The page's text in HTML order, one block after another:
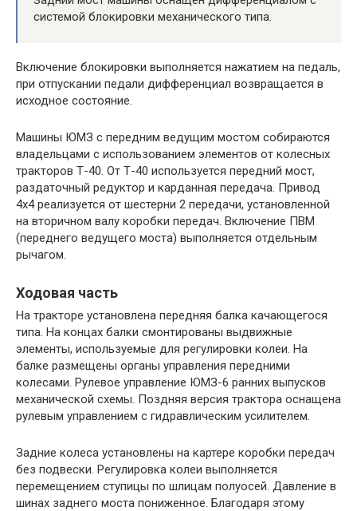
системой блокировки механического типа.
Включение блокировки выполняется нажатием на педаль,
при отпускании педали дифференциал возвращается в
исходное состояние.
Машины ЮМЗ с передним ведущим мостом собираются
владельцами с использованием элементов от колесных
тракторов Т-40. От Т-40 используется передний мост,
раздаточный редуктор и карданная передача. Привод
4х4 реализуется от шестерни 2 передачи, установленной
на вторичном валу коробки передач. Включение ПВМ
(переднего ведущего моста) выполняется отдельным
рычагом.
Ходовая часть
На тракторе установлена передняя балка качающегося
типа. На концах балки смонтированы выдвижные
элементы, используемые для регулировки колеи. На
балке размещены органы управления передними
колесами. Рулевое управление ЮМЗ-6 ранних выпусков
механической схемы. Поздняя версия трактора оснащена
рулевым управлением с гидравлическим усилителем.
Задние колеса установлены на картере коробки передач
без подвески. Регулировка колеи выполняется
перемещением ступицы по шлицам полуосей. Давление в
шинах заднего моста пониженное. Благодаря этому